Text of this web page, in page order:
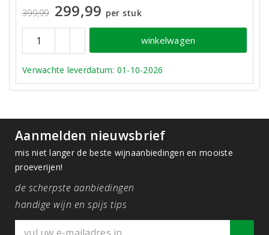
399,99 299,99 per stuk
winkelwagen
Verwachte leverdatum: 01-10-2026
Aanmelden nieuwsbrief
mis niet langer de beste wijnaanbiedingen en mooiste
proeverijen!
de scherpste aanbiedingen
handige wijn en spijs tips